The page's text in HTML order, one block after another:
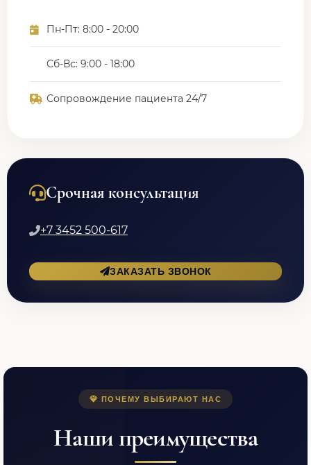
Пн-Пт: 8:00 - 20:00
Сб-Вс: 9:00 - 18:00
Сопровождение пациента 24/7
Срочная консультация
+7 3452 500-617
ЗАКАЗАТЬ ЗВОНОК
ПОЧЕМУ ВЫБИРАЮТ НАС
Наши преимущества